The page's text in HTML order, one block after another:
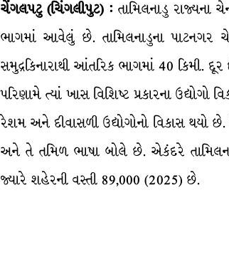
ચેંગલપટુ (ચિંગલીપુટ) : તામિલનાડુ રાજ્યના
ભાગમાં આવેલું છે. તામિલનાડુના પાટનગર
સમુદ્રકિનારાથી આંતરિક ભાગમાં 40 કિમી.
પરિણામે ત્યાં ખાસ વિશિષ્ટ પ્રકારના
રેશમ અને દીવાસળી ઉદ્યોગોનો વિકાસ થયો
અને તે તમિળ ભાષા બોલે છે. એકંદરે
જ્યારે શહેરની વસ્તી 89,000 (2025) છે.